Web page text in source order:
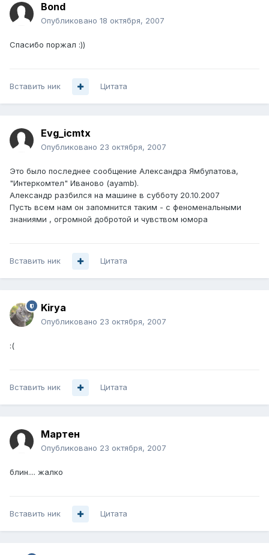
Bond
Опубликовано 18 октября, 2007
Спасибо поржал :))
Вставить ник Цитата
Evg_icmtx
Опубликовано 23 октября, 2007
Это было последнее сообщение Александра Ямбулатова,
"Интеркомтел" Иваново (ayamb).
Александр разбился на машине в субботу 20.10.2007
Пусть всем нам он запомнится таким - с феноменальными
знаниями , огромной добротой и чувством юмора
Вставить ник Цитата
Kirya
Опубликовано 23 октября, 2007
:(
Вставить ник Цитата
Мартен
Опубликовано 23 октября, 2007
блин.... жалко
Вставить ник Цитата